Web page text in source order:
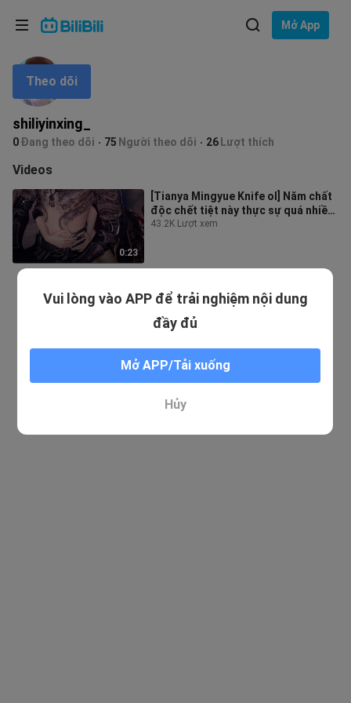
Mở App
shiliyinxing_
0Đang theo dõi 75 Người theo dõi 26 Lượt thích
Theo dõi
Videos
0:23
[Tianya Mingyue Knife ol] Năm chất
độc chết tiệt này thực sự quá nhiều
...
43.2K Lượt xem
Ngôn ngữ: Tiếng Việt
Lựa chọn ngôn ngữ
English
ภาษาไทย
Tiếng Việt
Bahasa Melayu
Vui lòng vào APP để trải nghiệm nội dung
đầy đủ
Mở APP/Tải xuống
Hủy